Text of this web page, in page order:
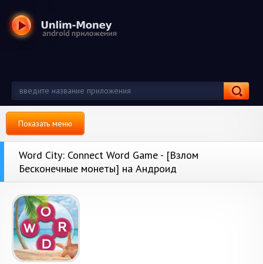
Показать меню
Word City: Connect Word Game - [Взлом
Бесконечные монеты] на Андроид